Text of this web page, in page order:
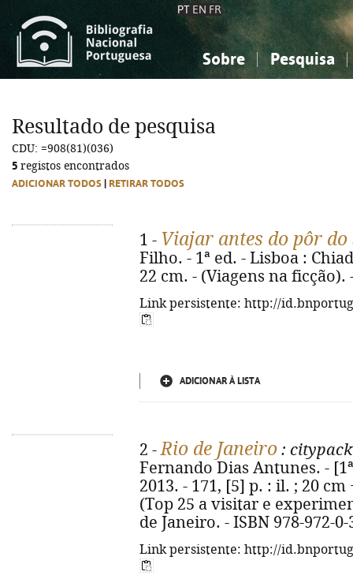
PT EN FR
Sobre Pesquisa
Ciências sociais...
Ciências sociais...
Resultado de pesquisa
CDU: =908(81)(036)
5 registos encontrados
ADICIONAR TODOS RETIRAR TODOS
1 - Viajar antes do pôr do
Filho. - 1ª ed. - Lisboa :
22 cm. - (Viagens na ficção).
Link persistente: http://
ADICIONAR À LISTA
2 -Rio de Janeiro : citypack
Fernando Dias Antunes. -
2013. - 171, [5] p. : il. ; 20
(Top 25 a visitar e
de Janeiro. - ISBN 978-972-0-
Link persistente: http://